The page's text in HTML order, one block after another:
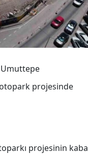
Umuttepe
otopark projesinde
projesinin kaba